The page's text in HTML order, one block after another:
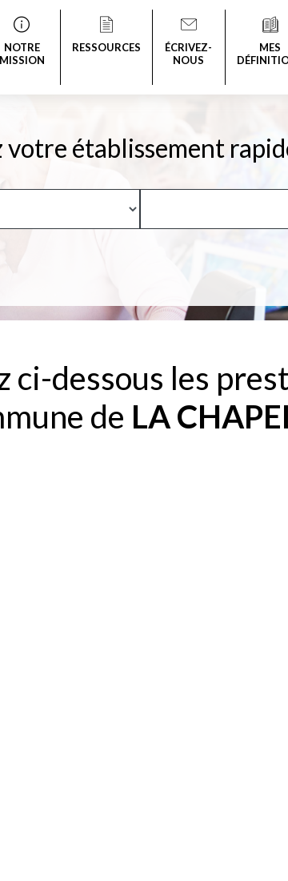
NOTRE
MISSION
RESSOURCES
ÉCRIVEZ-
NOUS
MES
votre établissement
ci-dessous les
de LA